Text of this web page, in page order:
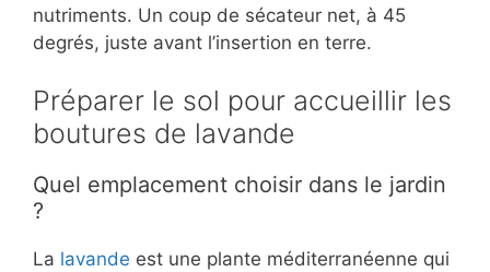
nutriments. Un coup de sécateur net, à 45
degrés, juste avant l’insertion en terre.
Préparer le sol pour accueillir les
boutures de lavande
Quel emplacement choisir dans le jardin
?
La lavande est une plante méditerranéenne qui